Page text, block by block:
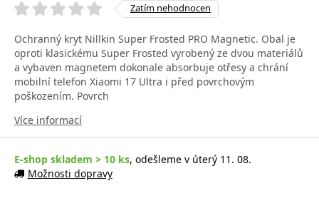
Zatím nehodnocen
Ochranný kryt Nillkin Super Frosted PRO Magnetic. Obal je
oproti klasickému Super Frosted vyrobený ze dvou materiálů
a vybaven magnetem dokonale absorbuje otřesy a chrání
mobilní telefon Xiaomi 17 Ultra i před povrchovým
poškozením. Povrch
Více informací
E-shop skladem > 10 ks, odešleme v úterý 11. 08.
Možnosti dopravy